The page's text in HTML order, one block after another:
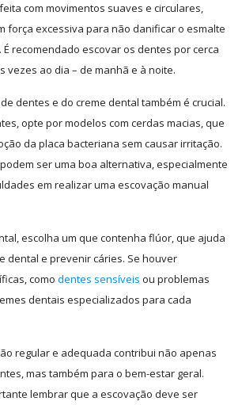
com movimentos suaves e circulares,
força excessiva para não danificar o esmalte
recomendado escovar os dentes por cerca
vezes ao dia – de manhã e à noite.
dentes e do creme dental também é crucial.
opte por modelos com cerdas macias, que
da placa bacteriana sem causar irritação.
ser uma boa alternativa, especialmente
em realizar uma escovação manual
escolha um que contenha flúor, que ajuda
dental e prevenir cáries. Se houver
como dentes sensíveis ou problemas
dentais especializados para cada
regular e adequada contribui não apenas
mas também para o bem-estar geral.
lembrar que a escovação deve ser